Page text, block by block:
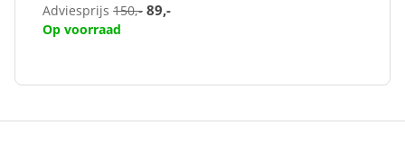
Adviesprijs 150,- 89,-
Op voorraad